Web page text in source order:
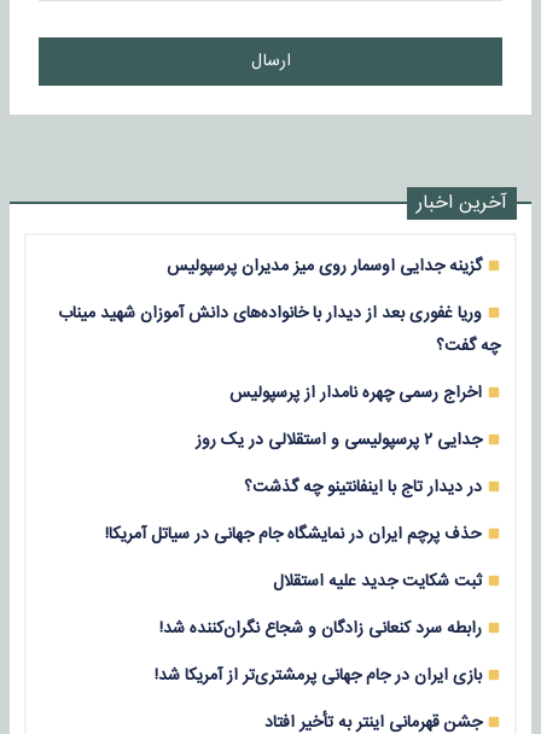
ارسال
آخرین اخبار
گزینه جدایی اوسمار روی میز مدیران پرسپولیس
وریا غفوری بعد از دیدار با خانواده‌های دانش آموزان شهید میناب
چه گفت؟
اخراج رسمی چهره نامدار از پرسپولیس
جدایی ۲ پرسپولیسی و استقلالی در یک روز
در دیدار تاج با اینفانتینو چه گذشت؟
حذف پرچم ایران در نمایشگاه جام جهانی در سیاتل آمریکا!
ثبت شکایت جدید علیه استقلال
رابطه سرد کنعانی زادگان و شجاع نگران‌کننده شد!
بازی‌ ایران در جام جهانی پرمشتری‌تر از آمریکا شد!
جشن قهرمانی اینتر به تأخیر افتاد